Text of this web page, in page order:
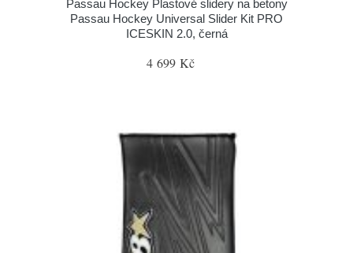
Passau Hockey Plastové slidery na betony
Passau Hockey Universal Slider Kit PRO
ICESKIN 2.0, černá
4 699 Kč